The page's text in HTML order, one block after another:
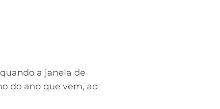
a janela de
do ano que vem, ao